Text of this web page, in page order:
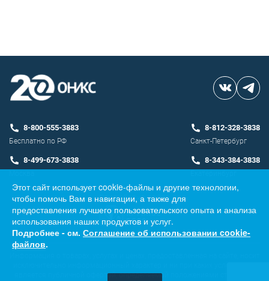
8-800-555-3883
Бесплатно по РФ
8-812-328-3838
Санкт-Петербург
8-499-673-3838 8-343-384-3838
Разработка сайта
является публичной офертой, определяемой положениями ст. 437 ГК
Этот сайт использует cookie-файлы и другие технологии,
чтобы помочь Вам в навигации, а также для
предоставления лучшего пользовательского опыта и анализа
использования наших продуктов и услуг.
Подробнее - см. Соглашение об использовании cookie-
файлов.